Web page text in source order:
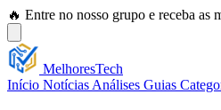
🔥 Entre no nosso grupo e receba as
MelhoresTech
Início Notícias Análises Guias